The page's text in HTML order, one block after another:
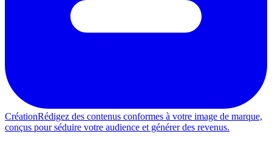
CréationRédigez des contenus conformes à votre image de marque,
conçus pour séduire votre audience et générer des revenus.